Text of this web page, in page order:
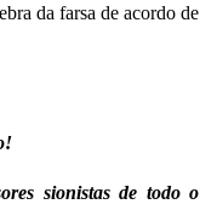
da farsa de acordo de
sionistas de todo o